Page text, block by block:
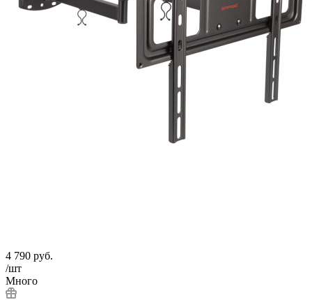
4 790 руб.
/шт
Много